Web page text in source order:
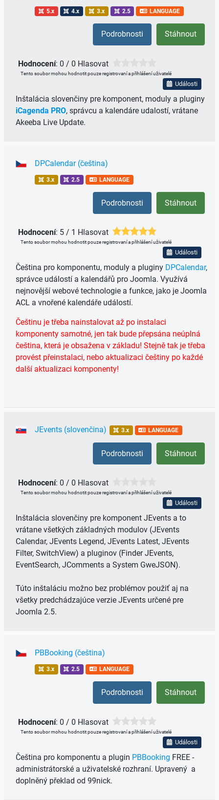
5.x 4.x 3.x 2.5 LANGUAGE
Stáhnout
Podrobnosti
Hodnocení: 0 / 0 Hlasovat
Tento soubor mohou hodnotit pouze registrovaní a přihlášení uživatelé
Události
Inštalácia slovenčiny pre komponent, moduly a pluginy
iCagenda PRO, správcu a kalendáre udalostí, vrátane
Akeeba Live Update.
DPCalendar (čeština)
3.x 2.5 LANGUAGE
Stáhnout
Podrobnosti
Hodnocení: 5 / 1 Hlasovat
Tento soubor mohou hodnotit pouze registrovaní a přihlášení uživatelé
Události
Čeština pro komponentu, moduly a pluginy DPCalendar,
správce událostí a kalendářů pro Joomla. Využívá
nejnovější webové technologie a funkce, jako je Joomla
ACL a vnořené kalendáře událostí.
Češtinu je třeba nainstalovat až po instalaci
komponenty samotné, jen tak bude přepsána neúplná
čeština, která je obsažena v základu! Stejně tak je třeba
provést přeinstalaci, nebo aktualizaci češtiny po každé
další aktualizaci komponenty!
JEvents (slovenčina) 3.x LANGUAGE
Stáhnout
Podrobnosti
Hodnocení: 0 / 0 Hlasovat
Tento soubor mohou hodnotit pouze registrovaní a přihlášení uživatelé
Události
Inštalácia slovenčiny pre komponent JEvents a to
vrátane všetkých základných modulov (JEvents
Calendar, JEvents Legend, JEvents Latest, JEvents
Filter, SwitchView) a pluginov (Finder JEvents,
EventSearch, JComments a System GweJSON).
Túto inštaláciu možno bez problémov použiť aj na
všetky predchádzajúce verzie JEvents určené pre
Joomla 2.5.
PBBooking (čeština)
3.x 2.5 LANGUAGE
Stáhnout
Podrobnosti
Hodnocení: 0 / 0 Hlasovat
Tento soubor mohou hodnotit pouze registrovaní a přihlášení uživatelé
Události
Čeština pro komponentu a plugin PBBooking FREE -
administrátorské a uživatelské rozhraní. Upravený a
doplněný překlad od 99nick.